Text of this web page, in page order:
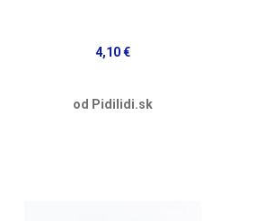
4,10 €
od Pidilidi.sk